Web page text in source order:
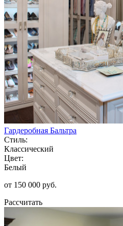
Гардеробная Бальтра
Стиль:
Классический
Цвет:
Белый
от 150 000 руб.
Рассчитать